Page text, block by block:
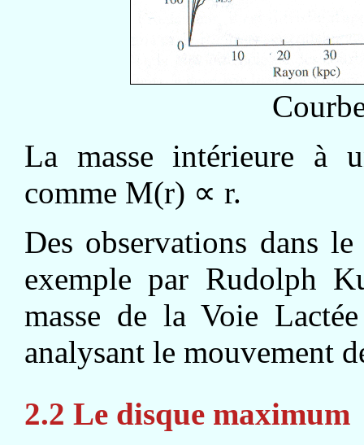
La masse intérieure à
comme M(r) ∝ r.
Des observations dans
exemple par Rudolph
masse de la Voie
analysant le mouvement
2.2 Le disque maximum